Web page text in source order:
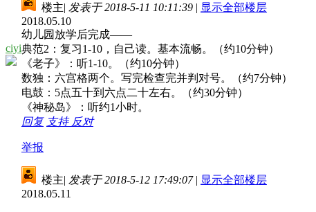
ciyi
楼主| 发表于 2018-5-11 10:11:39 | 显示全部楼层
2018.05.10
幼儿园放学后完成——
典范2：复习1-10，自己读。基本流畅。（约10分钟）
《老子》：听1-10。（约10分钟）
数独：六宫格两个。写完检查完并判对号。（约7分钟）
电鼓：5点五十到六点二十左右。（约30分钟）
《神秘岛》：听约1小时。
回复 支持 反对
举报
楼主| 发表于 2018-5-12 17:49:07 | 显示全部楼层
2018.05.11